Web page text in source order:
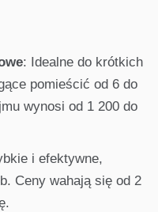
: Idealne do krótkich
pomieścić od 6 do
wynosi od 1 200 do
i efektywne,
Ceny wahają się od 2